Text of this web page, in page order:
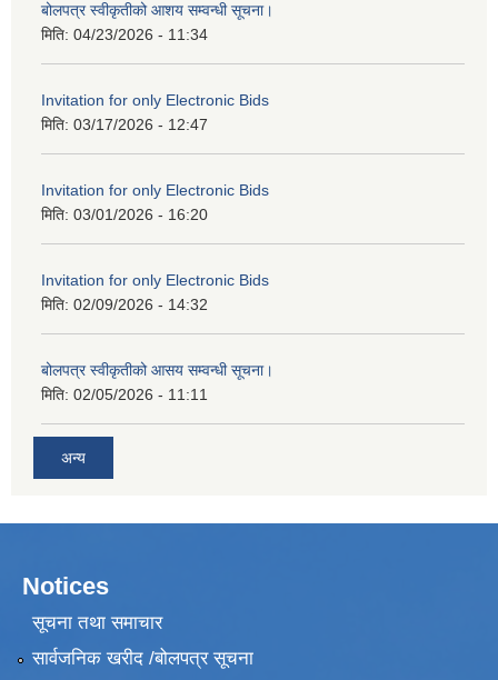
बोलपत्र स्वीकृतीको आशय सम्वन्धी सूचना।
मिति: 04/23/2026 - 11:34
Invitation for only Electronic Bids
मिति: 03/17/2026 - 12:47
Invitation for only Electronic Bids
मिति: 03/01/2026 - 16:20
Invitation for only Electronic Bids
मिति: 02/09/2026 - 14:32
बोलपत्र स्वीकृतीको आसय सम्वन्धी सूचना।
मिति: 02/05/2026 - 11:11
अन्य
Notices
सूचना तथा समाचार
सार्वजनिक खरीद /बोलपत्र सूचना